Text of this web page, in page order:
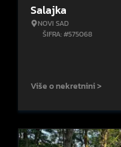
Salajka
NOVI SAD
ŠIFRA: #575068
Više o nekretnini >